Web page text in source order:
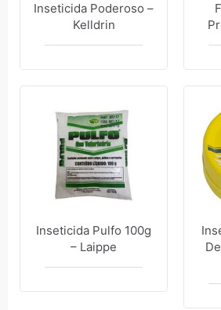
Inseticida Poderoso –
Kelldrin
Inseticida Pulfo 100g
– Laippe